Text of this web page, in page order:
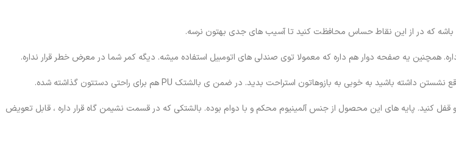
باشه که در از این نقاط حساس محافظت کنید تا آسیب های جدی بهتون نرسه.
همچنین یه صفحه دوار هم داره که معمولا توی صندلی های اتومبیل استفاده میشه. دیگه کمر شما در معرض خطر قرار نداره.
رو قفل کنید. پایه های این محصول از جنس آلمینیوم محکم و با دوام بوده. بالشتکی که در قسمت نشیمن گاه قرار داره ، قابل تعویض